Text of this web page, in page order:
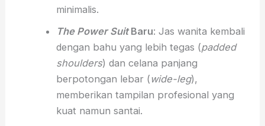
minimalis.
The Power SuitBaru: Jas wanita kembali
dengan bahu yang lebih tegas (padded
shoulders) dan celana panjang
berpotongan lebar ( wide-leg),
memberikan tampilan profesional yang
kuat namun santai.